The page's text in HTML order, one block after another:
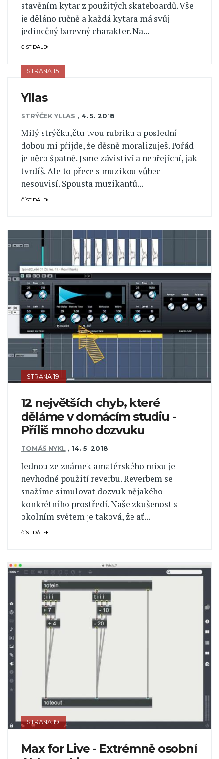
stavěním kytar z použitých skateboardů. Vše
je děláno ručně a každá kytara má svůj
jedinečný barevný charakter. Na...
ČÍST DÁLE
STRANA 15
Yllas
STRÝČEK YLLAS , 4. 5. 2018
Milý strýčku,čtu tvou rubriku a poslední
dobou mi přijde, že děsně moralizuješ. Pořád
je něco špatně. Jsme závistiví a nepřejícní, jak
tvrdíš. Ale to přece s muzikou vůbec
nesouvisí. Spousta muzikantů...
ČÍST DÁLE
STRANA 19
12 největších chyb, které
děláme v domácím studiu -
Příliš mnoho dozvuku
TOMÁŠ NYKL , 14. 5. 2018
Jednou ze známek amatérského mixu je
nevhodné použití reverbu. Reverbem se
snažíme simulovat dozvuk nějakého
konkrétního prostředí. Naše zkušenost s
okolním světem je taková, že ať...
ČÍST DÁLE
STRANA 19
Max for Live - Extrémně osobní